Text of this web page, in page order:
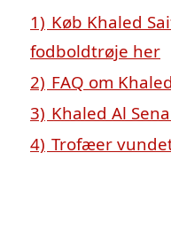
1) Køb Khaled
fodboldtrøje her
2) FAQ om
3) Khaled Al
4) Trofæer